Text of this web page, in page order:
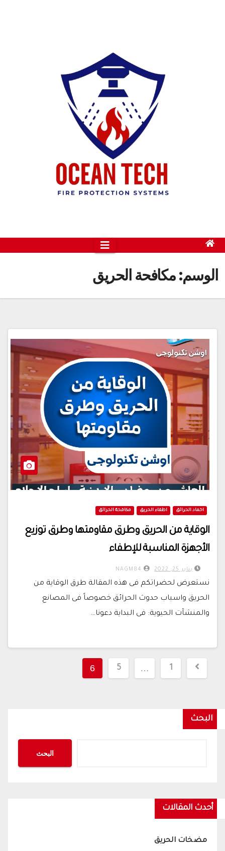
الوسم:مكافحة الحريق
اخماد الحرائق اطفاء الحريق مكافحة الحرائق
الوقاية من الحريق وطرق مقاومتها وطرق توزيع
الأجهزة المناسبة للإطفاء
يناير 25, 2022
نستعرض لحضراتكم فى هذه المقالة طرق الوقاية من
الحريق واسباب حدوث الحرائق خصوصاً فى المصانع
والمنشآت الحيوية: فى البداية دعونا…
تعدد
صفحات
1
…
5
6
البحث
البحث
أحدث المقالات
مضخات الحريق